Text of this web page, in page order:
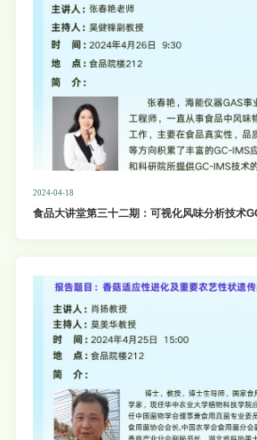
2024-04-18
食品大讲堂第三十二期：可视化风味分析技术